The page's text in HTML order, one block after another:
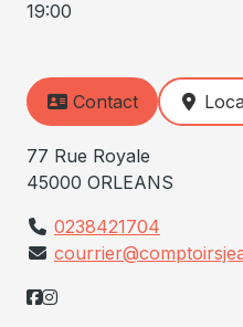
19:00
Contact
77 Rue Royale
45000 ORLEANS
0238421704